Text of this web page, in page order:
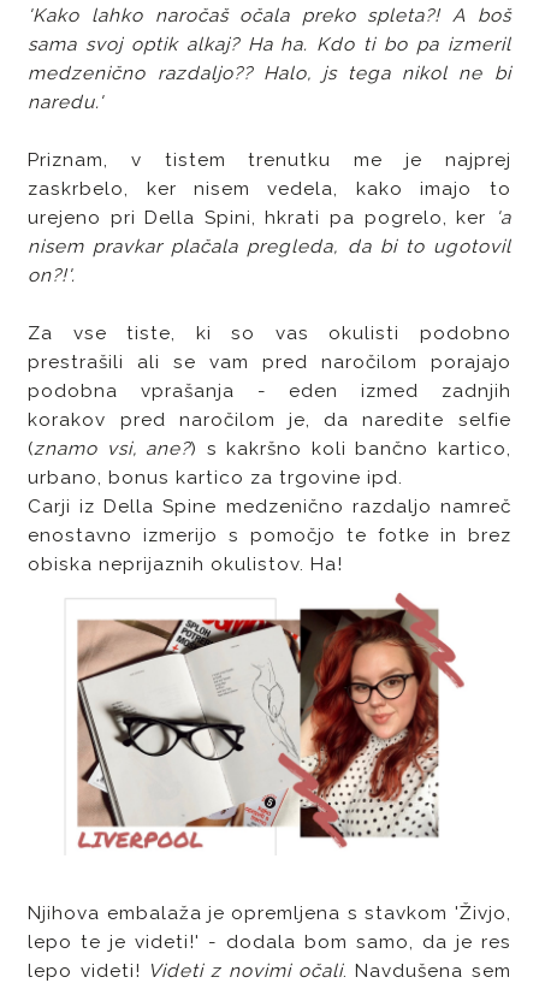
'Kako lahko naročaš očala preko spleta?! A boš
sama svoj optik alkaj? Ha ha. Kdo ti bo pa izmeril
medzenično razdaljo?? Halo, js tega nikol ne bi
naredu.'
Priznam, v tistem trenutku me je najprej
zaskrbelo, ker nisem vedela, kako imajo to
urejeno pri Della Spini, hkrati pa pogrelo, ker
'a
nisem pravkar plačala pregleda, da bi to ugotovil
on?!'.
Za vse tiste, ki so vas okulisti podobno
prestrašili ali se vam pred naročilom porajajo
podobna vprašanja - eden izmed zadnjih
korakov pred naročilom je, da naredite selfie
(znamo vsi, ane?) s kakršno koli bančno kartico,
urbano, bonus kartico za trgovine ipd.
Carji iz Della Spine medzenično razdaljo namreč
enostavno izmerijo s pomočjo te fotke in brez
obiska neprijaznih okulistov. Ha!
Njihova embalaža je opremljena s stavkom 'Živjo,
lepo te je videti!' - dodala bom samo, da je res
lepo videti!
Videti z novimi očali. Navdušena sem